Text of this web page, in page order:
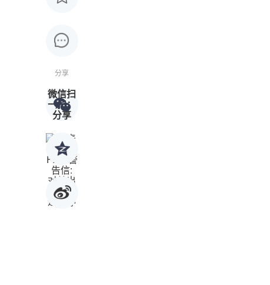
分享
微信扫
一扫：
分享